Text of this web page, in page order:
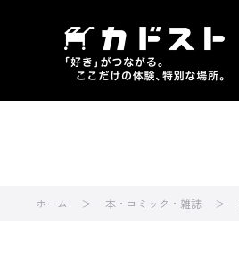
ホーム 本・コミック・雑誌